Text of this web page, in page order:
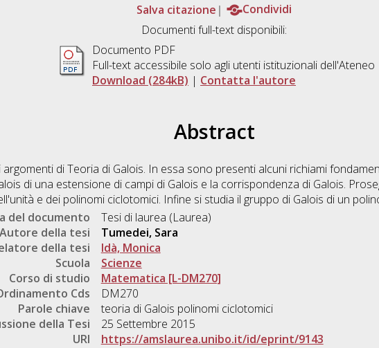
Salva citazione
Condividi
Documenti full-text disponibili:
Documento PDF
Full-text accessibile solo agli utenti istituzionali dell'Ateneo
Download (284kB) | Contatta l'autore
Abstract
di Teoria di Galois. In essa sono presenti alcuni richiami
di una estensione di campi di Galois e la corrispondenza di Galois.
e dei polinomi ciclotomici. Infine si studia il gruppo di Galois di un
del documento
Tesi di laurea (Laurea)
Autore della tesi
Tumedei, Sara
della tesi
Idà, Monica
Scuola
Scienze
Corso di studio
Matematica [L-DM270]
Cds
DM270
Parole chiave
teoria di Galois polinomi ciclotomici
della Tesi
25 Settembre 2015
URI
https://amslaurea.unibo.it/id/eprint/9143